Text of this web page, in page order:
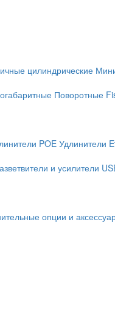
цилиндрические
Поворотные
POE Удлинители
и усилители
опции и